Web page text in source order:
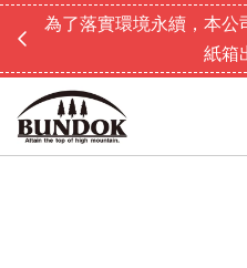
為了落實環境永續，本公
紙箱